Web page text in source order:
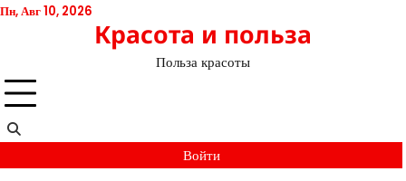
Перейти
Пн, Авг 10, 2026
Красота и польза
Польза красоты
Войти